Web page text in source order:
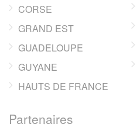
CORSE
GRAND EST
GUADELOUPE
GUYANE
HAUTS DE FRANCE
Partenaires